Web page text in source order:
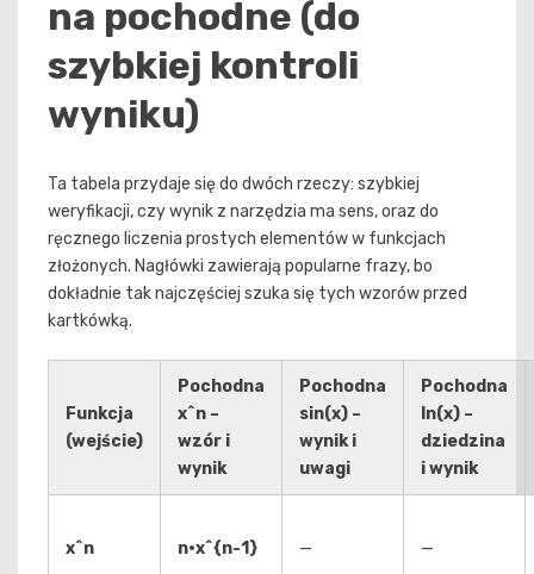
na pochodne (do
szybkiej kontroli
wyniku)
Ta tabela przydaje się do dwóch rzeczy: szybkiej
weryfikacji, czy wynik z narzędzia ma sens, oraz do
ręcznego liczenia prostych elementów w funkcjach
złożonych. Nagłówki zawierają popularne frazy, bo
dokładnie tak najczęściej szuka się tych wzorów przed
kartkówką.
Funkcja
(wejście)
Pochodna
x^n –
wzór i
wynik
Pochodna
sin(x) –
wynik i
uwagi
Pochodna
ln(x) –
dziedzina
i wynik
x^n n·x^{n-1} — —